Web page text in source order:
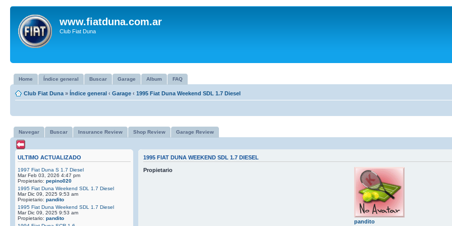
www.fiatduna.com.ar
Club Fiat Duna
Home Índice general Buscar Garage Album FAQ
Club Fiat Duna » Índice general ‹ Garage ‹ 1995 Fiat Duna Weekend SDL 1.7 Diesel
Navegar Buscar Insurance Review Shop Review Garage Review
ULTIMO ACTUALIZADO
1997 Fiat Duna S 1.7 Diesel
Mar Feb 03, 2026 4:47 pm
Propietario: pepino020
1995 Fiat Duna Weekend SDL 1.7 Diesel
Mar Dic 09, 2025 9:53 am
Propietario: pandito
1995 Fiat Duna Weekend SDL 1.7 Diesel
Mar Dic 09, 2025 9:53 am
Propietario: pandito
1995 FIAT DUNA WEEKEND SDL 1.7 DIESEL
Propietario
pandito